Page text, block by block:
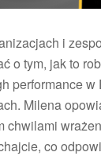
i
o tym, jak to
performance
Milena
co